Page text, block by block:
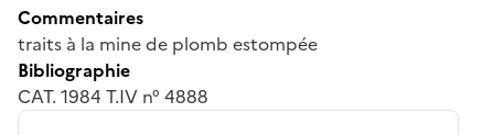
Commentaires
traits à la mine de plomb estompée
Bibliographie
CAT. 1984 T.IV n° 4888